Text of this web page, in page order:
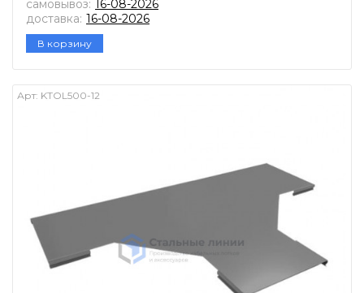
самовывоз:
16-08-2026
доставка: 16-08-2026
В корзину
Арт: KTOL500-12